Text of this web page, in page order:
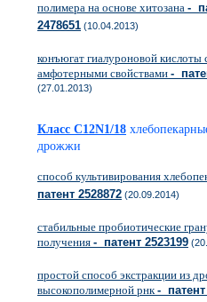
полимера на основе хитозана -
2478651 (10.04.2013)
конъюгат гиалуроновой кислоты
амфотерными свойствами -
(27.01.2013)
Класс C12N1/18
дрожжи
способ культивирования
патент 2528872 (20.09.2014)
стабильные пробиотические
получения - патент 2523199
простой способ экстракции из
высокополимерной рнк- патент